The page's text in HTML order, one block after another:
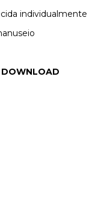
individualmente
DOWNLOAD